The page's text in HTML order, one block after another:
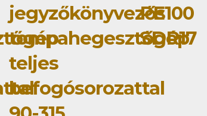
jegyzőkönyvezős
tompahegesztőgép
teljes
befogósorozattal
PE100
SDR17